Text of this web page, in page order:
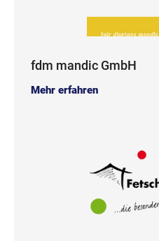
fdm mandic GmbH
Mehr erfahren